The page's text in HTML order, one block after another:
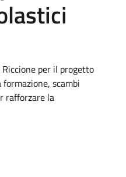
per il progetto
scambi
rafforzare la